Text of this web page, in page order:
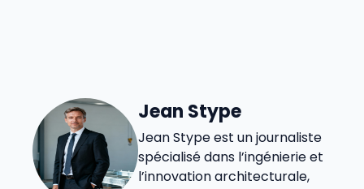
Jean Stype
Jean Stype est un journaliste
spécialisé dans l’ingénierie et
l’innovation architecturale,